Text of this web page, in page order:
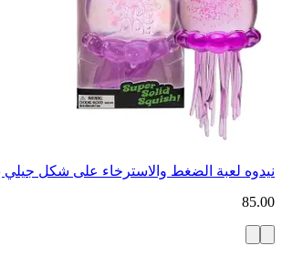
نيدوه لعبة الضغط والاسترخاء على شكل
85.00